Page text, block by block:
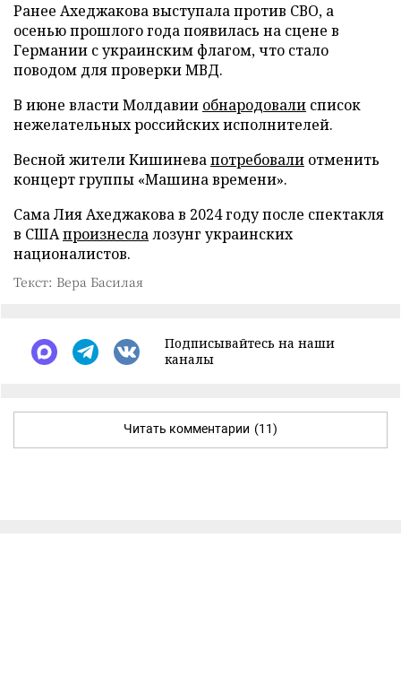
Ранее Ахеджакова выступала против СВО, а
осенью прошлого года появилась на сцене в
Германии с украинским флагом, что стало
поводом для проверки МВД.
В июне власти Молдавии обнародовали список
нежелательных российских исполнителей.
Весной жители Кишиневапотребовали отменить
концерт группы «Машина времени».
Сама Лия Ахеджакова в 2024 году после спектакля
в СШАпроизнеслалозунг украинских
националистов.
Текст: Вера Басилая
Подписывайтесь на наши
каналы
Читать комментарии (11)